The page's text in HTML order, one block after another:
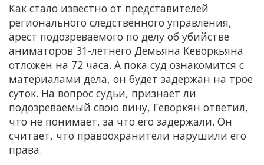
Как стало известно от представителей
регионального следственного управления,
арест подозреваемого по делу об убийстве
аниматоров 31-летнего Демьяна Кеворкьяна
отложен на 72 часа. А пока суд ознакомится с
материалами дела, он будет задержан на трое
суток. На вопрос судьи, признает ли
подозреваемый свою вину, Геворкян ответил,
что не понимает, за что его задержали. Он
считает, что правоохранители нарушили его
права.